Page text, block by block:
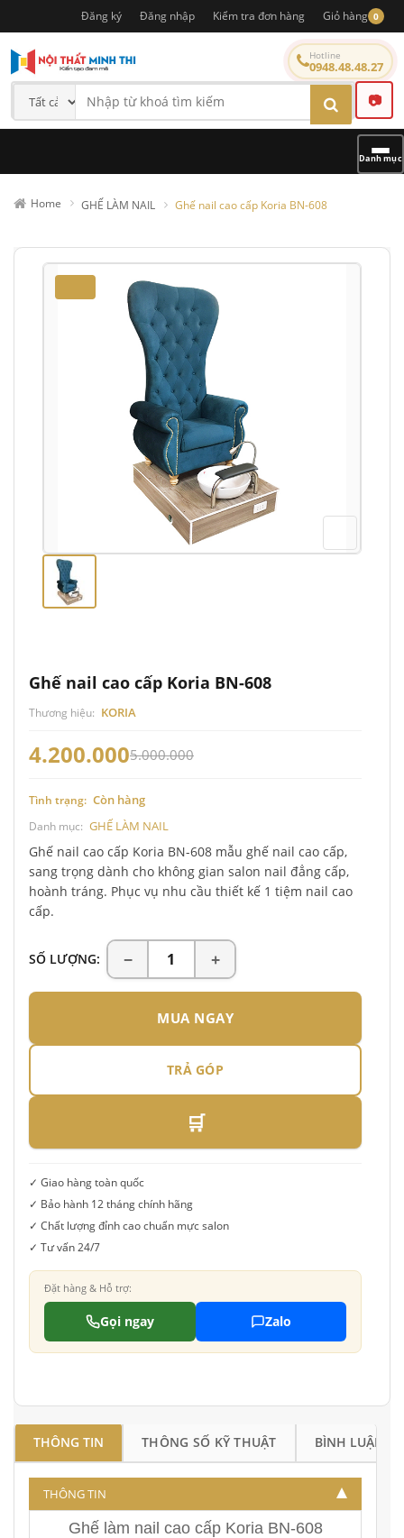
Đăng ký Đăng nhập Kiểm tra đơn hàng Giỏ hàng 0
📷
Hotline
0948.48.48.27
Danh mục
Home GHẾ LÀM NAIL Ghế nail cao cấp Koria BN-608
Ghế nail cao cấp Koria BN-608
Thương hiệu: KORIA
4.200.0005.000.000
Tình trạng: Còn hàng
Danh mục: GHẾ LÀM NAIL
Ghế nail cao cấp Koria BN-608 mẫu ghế nail cao cấp,
sang trọng dành cho không gian salon nail đẳng cấp,
hoành tráng. Phục vụ nhu cầu thiết kế 1 tiệm nail cao
cấp.
SỐ LƯỢNG:
MUA NGAY
TRẢ GÓP
🛒
✓ Giao hàng toàn quốc
✓ Bảo hành 12 tháng chính hãng
✓ Chất lượng đỉnh cao chuẩn mực salon
✓ Tư vấn 24/7
Đặt hàng & Hỗ trợ:
Gọi ngay Zalo
THÔNG TIN THÔNG SỐ KỸ THUẬT BÌNH LUẬN
THÔNG TIN
Ghế làm nail cao cấp Koria BN-608